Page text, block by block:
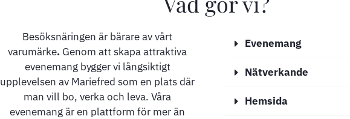
Besöksnäringen är bärare av vårt
varumärke. Genom att skapa attraktiva
evenemang bygger vi långsiktigt
upplevelsen av Mariefred som en plats där
man vill bo, verka och leva. Våra
evenemang är en plattform för mer än
Evenemang
Nätverkande
Hemsida